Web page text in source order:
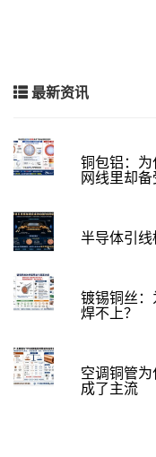
最新资讯
铜包铝：
网线里却备
半导体引线
镀锡铜丝
焊不上？
空调铜管
成了主流